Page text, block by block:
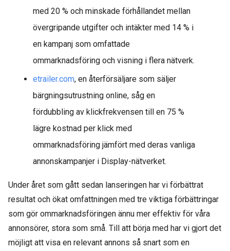
med 20 % och minskade förhållandet mellan
övergripande utgifter och intäkter med 14 % i
en kampanj som omfattade
ommarknadsföring och visning i flera nätverk.
etrailer.com, en återförsäljare som säljer
bärgningsutrustning online, såg en
fördubbling av klickfrekvensen till en 75 %
lägre kostnad per klick med
ommarknadsföring jämfört med deras vanliga
annonskampanjer i Display-nätverket.
Under året som gått sedan lanseringen har vi förbättrat
resultat och ökat omfattningen med tre viktiga förbättringar
som gör ommarknadsföringen ännu mer effektiv för våra
annonsörer, stora som små. Till att börja med har vi gjort det
möjligt att visa en relevant annons så snart som en